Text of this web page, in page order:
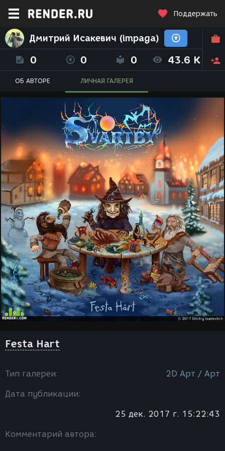
Поддержать
Дмитрий Исакевич (impaga)
0 0 0 43.6 K
ОБ АВТОРЕ ЛИЧНАЯ ГАЛЕРЕЯ
Festa Hart
Тип галереи: 2D Арт / Арт
Дата публикации:
25 дек. 2017 г. 15:22:43
Комментарий автора: